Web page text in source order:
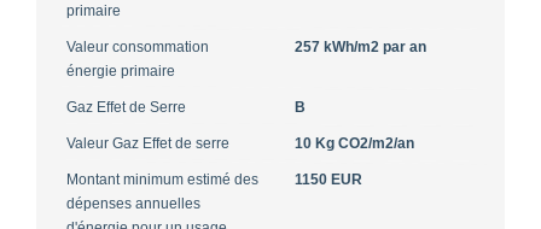
primaire
Valeur consommation
énergie primaire
257 kWh/m2 par an
Gaz Effet de Serre B
Valeur Gaz Effet de serre 10 Kg CO2/m2/an
Montant minimum estimé des
dépenses annuelles
1150 EUR